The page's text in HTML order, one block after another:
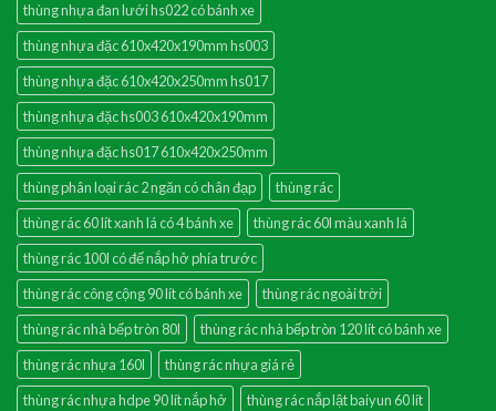
thùng nhựa đan lưới hs022 có bánh xe
thùng nhựa đặc 610x420x190mm hs003
thùng nhựa đặc 610x420x250mm hs017
thùng nhựa đặc hs003 610x420x190mm
thùng nhựa đặc hs017 610x420x250mm
thùng phân loại rác 2 ngăn có chân đạp
thùng rác
thùng rác 60 lít xanh lá có 4 bánh xe
thùng rác 60l màu xanh lá
thùng rác 100l có đế nắp hở phía trước
thùng rác công cộng 90 lít có bánh xe
thùng rác ngoài trời
thùng rác nhà bếp tròn 80l
thùng rác nhà bếp tròn 120 lít có bánh xe
thùng rác nhựa 160l
thùng rác nhựa giá rẻ
thùng rác nhựa hdpe 90 lít nắp hở
thùng rác nắp lật baiyun 60 lít